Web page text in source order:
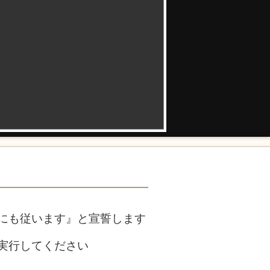
も従います』と宣誓します
行してください